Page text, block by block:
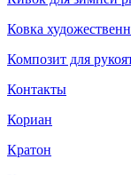
Ковка
Композит для
Контакты
Кориан
Кратон